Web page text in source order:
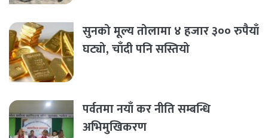
सुनको मूल्य तोलामा ४ हजार ३०० रुपैयाँ
घट्यो, चाँदी पनि सस्तियो
पर्वतमा नयाँ कर नीति सम्बन्धि
अभिमुखिकरण